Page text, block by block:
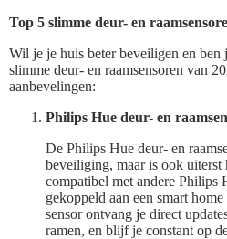
Top 5 slimme deur- en
Wil je je huis beter beveiligen en ben
slimme deur- en raamsensoren van
aanbevelingen:
Philips Hue deur- en
De Philips Hue deur- en
beveiliging, maar is ook
compatibel met andere Philips
gekoppeld aan een smart
sensor ontvang je direct
ramen, en blijf je constant op